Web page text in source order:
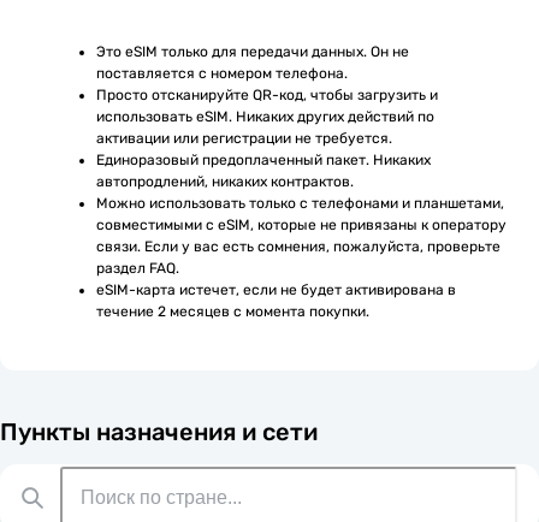
Это eSIM только для передачи данных. Он не
поставляется с номером телефона.
Просто отсканируйте QR-код, чтобы загрузить и
использовать eSIM. Никаких других действий по
активации или регистрации не требуется.
Единоразовый предоплаченный пакет. Никаких
автопродлений, никаких контрактов.
Можно использовать только с телефонами и планшетами,
совместимыми с eSIM, которые не привязаны к оператору
связи. Если у вас есть сомнения, пожалуйста, проверьте
раздел FAQ.
eSIM-карта истечет, если не будет активирована в
течение 2 месяцев с момента покупки.
Пункты назначения и сети